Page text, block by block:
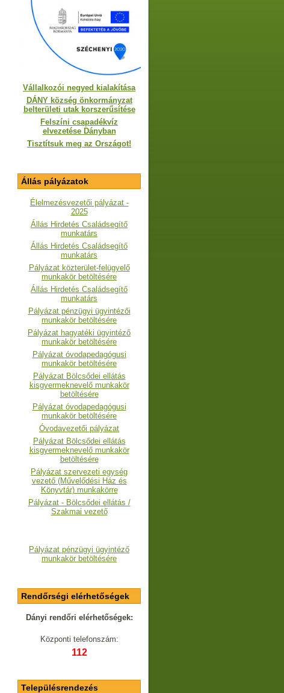
Vállalkozói negyed kialakítása
DÁNY község önkormányzat
belterületi utak korszerűsítése
Felszíni csapadékvíz
elvezetése Dányban
Tisztítsuk meg az Országot!
Állás pályázatok
Élelmezésvezetői pályázat -
2025
Állás Hirdetés Családsegítő
munkatárs
Állás Hirdetés Családsegítő
munkatárs
Pályázat közterület-felügyelő
munkakör betöltésére
Állás Hirdetés Családsegítő
munkatárs
Pályázat pénzügyi ügyintézői
munkakör betöltésére
Pályázat hagyatéki ügyintéző
munkakör betöltésére
Pályázat óvodapedagógusi
munkakör betöltésére
Pályázat Bölcsődei ellátás
kisgyermeknevelő munkakör
betöltésére
Pályázat óvodapedagógusi
munkakör betöltésére
Óvodavezetői pályázat
Pályázat Bölcsődei ellátás
kisgyermeknevelő munkakör
betöltésére
Pályázat szervezeti egység
vezető (Művelődési Ház és
Könyvtár) munkakörre
Pályázat - Bölcsődei ellátás /
Szakmai vezető
Pályázat pénzügyi ügyintéző
munkakör betöltésére
Rendőrségi elérhetőségek
Dányi rendőri elérhetőségek:
Központi telefonszám:
112
Településrendezés